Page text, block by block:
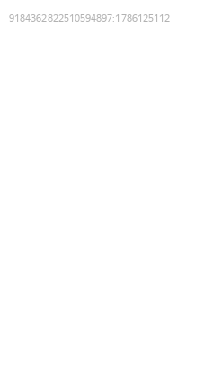
9184362822510594897:1786125112